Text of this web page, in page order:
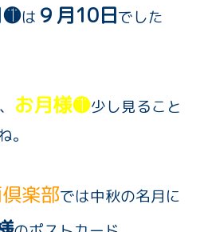
は ９月10日でした
お月様🟡少し見ること
。
楽部では中秋の名月に